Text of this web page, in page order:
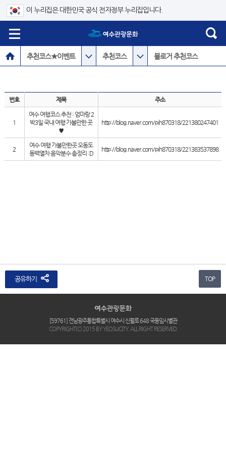
이 누리집은 대한민국 공식 전자정부 누리집입니다.
추천코스★이벤트 추천코스 블로거 추천코스
번호 제목 주소
1
여수 여행코스 추천 : 엄마랑 2
박3일 국내 여행 가볼만한 곳
♥
http://blog.naver.com/pih870318/221380247401
2
여수 여행 가볼만한곳 오동도
동백열차 음악분수 총정리 :D
http://blog.naver.com/pih870318/221383537898
공유하기 TOP
[59761] 전남광주통합특별시 여수시 신월로 648 국동임시별관
COPYRIGHT(C) 2015 BY YEOSUCITY. ALL RIGHT RESERVED.